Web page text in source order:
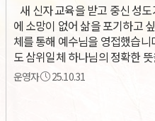
새 신자 교육을 받고 중신 성
에 소망이 없어 삶을 포기하고
체를 통해 예수님을 영접했습
도 삼위일체 하나님의 정확한
운영자 25.10.31